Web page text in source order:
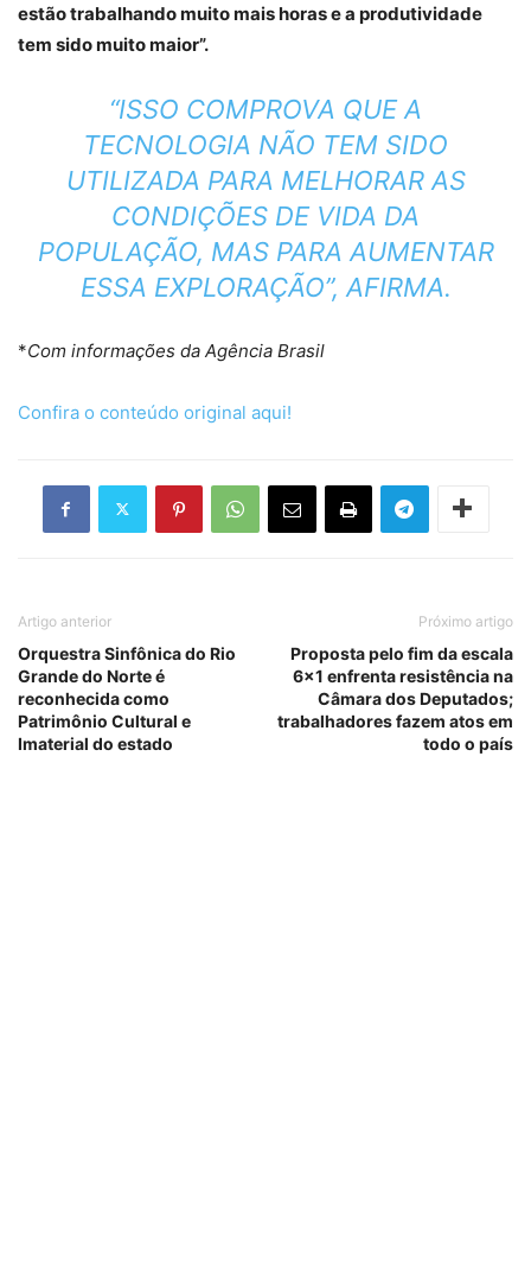
estão trabalhando muito mais horas e a produtividade
tem sido muito maior”.
“ISSO COMPROVA QUE A
TECNOLOGIA NÃO TEM SIDO
UTILIZADA PARA MELHORAR AS
CONDIÇÕES DE VIDA DA
POPULAÇÃO, MAS PARA AUMENTAR
ESSA EXPLORAÇÃO”, AFIRMA.
*Com informações da Agência Brasil
Confira o conteúdo original aqui!
Artigo anterior
Orquestra Sinfônica do Rio
Grande do Norte é
reconhecida como
Patrimônio Cultural e
Imaterial do estado
Próximo artigo
Proposta pelo fim da escala
6×1 enfrenta resistência na
Câmara dos Deputados;
trabalhadores fazem atos em
todo o país